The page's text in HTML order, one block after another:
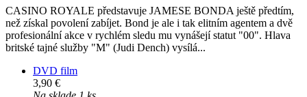
CASINO ROYALE představuje JAMESE BONDA ještě předtím,
než získal povolení zabíjet. Bond je ale i tak elitním agentem a dvě
profesionální akce v rychlém sledu mu vynášejí statut "00". Hlava
britské tajné služby "M" (Judi Dench) vysílá...
DVD film
3,90 €